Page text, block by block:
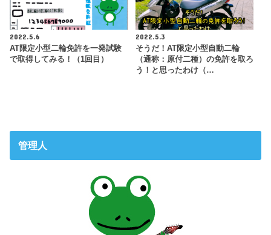
2022.5.6
AT限定小型二輪免許を一発試験
で取得してみる！（1回目）
2022.5.3
そうだ！AT限定小型自動二輪
（通称：原付二種）の免許を取ろ
う！と思ったわけ（…
管理人